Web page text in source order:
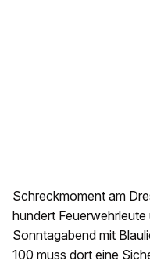
Schreckmoment am
hundert
Sonntagabend mit
100 muss dort eine